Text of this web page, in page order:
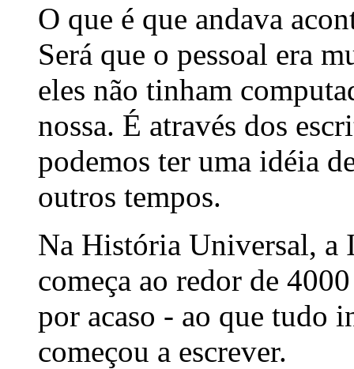
O que é que andava
Será que o pessoal era
eles não tinham
nossa. É através dos
podemos ter uma idéia
outros tempos.
Na História Universal, a
começa ao redor de
por acaso - ao que tudo
começou a escrever.